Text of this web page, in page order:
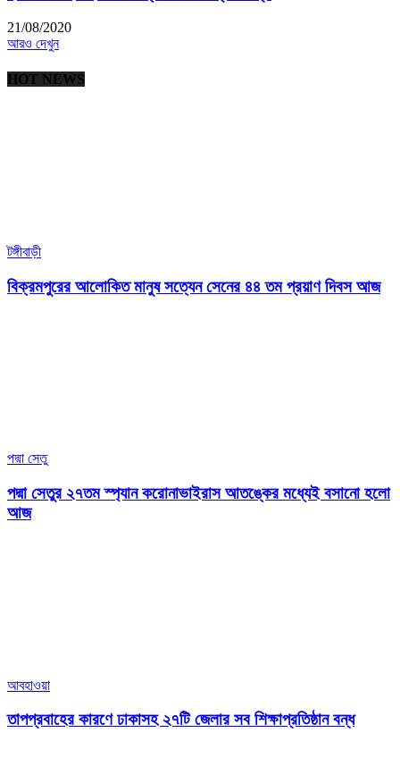
21/08/2020
আরও দেখুন
HOT NEWS
টঙ্গীবাড়ী
বিক্রমপুরের আলোকিত মানুষ সত্যেন সেনের ৪৪ তম প্রয়াণ দিবস আজ
পদ্মা সেতু
পদ্মা সেতুর ২৭তম স্প্যান করোনাভাইরাস আতঙ্কের মধ্যেই বসানো হলো
আজ
আবহাওয়া
তাপপ্রবাহের কারণে ঢাকাসহ ২৭টি জেলার সব শিক্ষাপ্রতিষ্ঠান বন্ধ